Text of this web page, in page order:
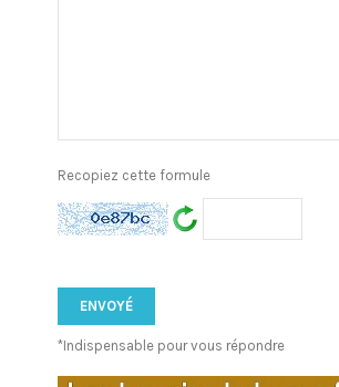
Recopiez cette formule
*Indispensable pour vous répondre